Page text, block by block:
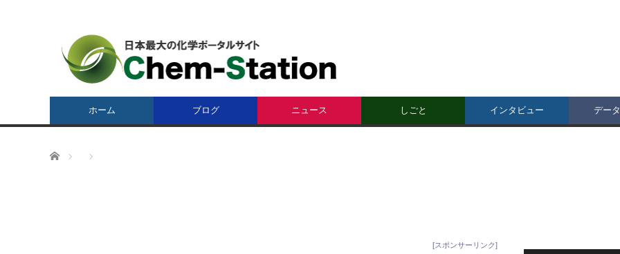
ホーム ブログ ニュース しごと インタビュー デー
ホーム
[スポンサーリンク]